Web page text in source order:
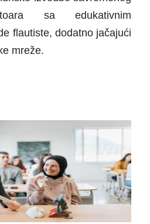
sa edukativnim
flautiste, dodatno jačajući
mreže.